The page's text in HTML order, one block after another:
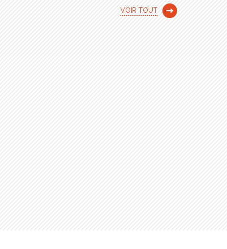
VOIR TOUT